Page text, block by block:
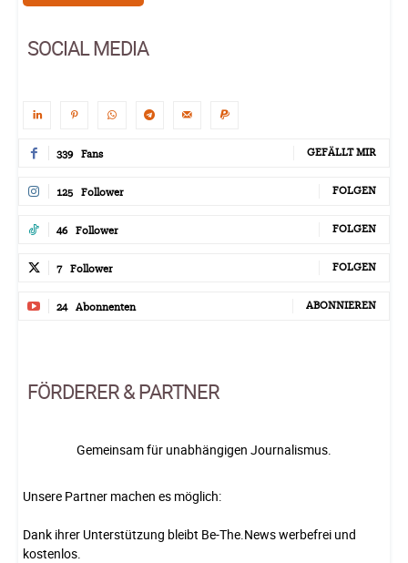
SOCIAL MEDIA
339 Fans GEFÄLLT MIR
125 Follower FOLGEN
46 Follower FOLGEN
7 Follower FOLGEN
24 Abonnenten ABONNIEREN
FÖRDERER & PARTNER
Gemeinsam für unabhängigen Journalismus.
Unsere Partner machen es möglich:
Dank ihrer Unterstützung bleibt Be-The.News werbefrei und
kostenlos.